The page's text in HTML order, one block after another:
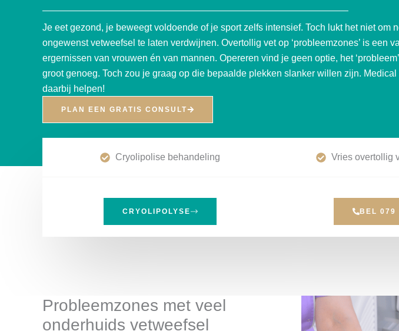
Je eet gezond, je beweegt voldoende of je sport zelfs intensief. Toch lukt het niet om
ongewenst vetweefsel te laten verdwijnen. Overtollig vet op ‘probleemzones’ is een
ergernissen van vrouwen én van mannen. Opereren vind je geen optie, het
groot genoeg. Toch zou je graag op die bepaalde plekken slanker willen zijn.
daarbij helpen!
PLAN EEN GRATIS CONSULT
Cryolipolise behandeling Vries overtollig
CRYOLIPOLYSE BEL 079
Probleemzones met veel
onderhuids vetweefsel